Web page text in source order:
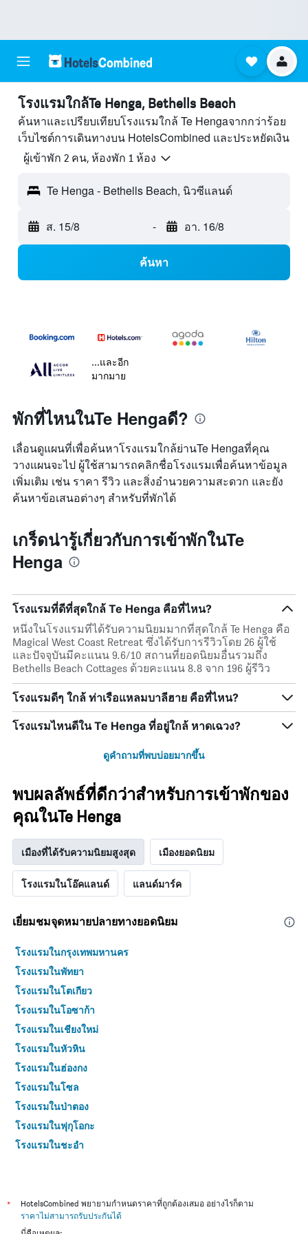
โรงแรมใกล้Te Henga, Bethells Beach
ค้นหาและเปรียบเทียบโรงแรมใกล้ Te Hengaจากกว่าร้อย
เว็บไซต์การเดินทางบน HotelsCombined และประหยัดเงิน
ผู้เข้าพัก 2 คน, ห้องพัก 1 ห้อง
Te Henga - Bethells Beach, นิวซีแลนด์
ส. 15/8 - อา. 16/8
ค้นหา
...และอีก
มากมาย
พักที่ไหนในTe Hengaดี?
เลื่อนดูแผนที่เพื่อค้นหาโรงแรมใกล้ย่านTe Hengaที่คุณ
วางแผนจะไป ผู้ใช้สามารถคลิกชื่อโรงแรมเพื่อค้นหาข้อมูล
เพิ่มเติม เช่น ราคา รีวิว และสิ่งอำนวยความสะดวก และยัง
ค้นหาข้อเสนอต่างๆ สำหรับที่พักได้
เกร็ดน่ารู้เกี่ยวกับการเข้าพักในTe
Henga
โรงแรมที่ดีที่สุดใกล้ Te Henga คือที่ไหน?
หนึ่งในโรงแรมที่ได้รับความนิยมมากที่สุดใกล้ Te Henga คือ
Magical West Coast Retreat ซึ่งได้รับการรีวิวโดย 26 ผู้ใช้
และปัจจุบันมีคะแนน 9.6/10 สถานที่ยอดนิยมอื่นรวมถึง
Bethells Beach Cottages ด้วยคะแนน 8.8 จาก 196 ผู้รีวิว
โรงแรมดีๆ ใกล้ ท่าเรือแหลมบาลีฮาย คือที่ไหน?
โรงแรมไหนดีใน Te Henga ที่อยู่ใกล้ หาดเฉวง?
ดูคำถามที่พบบ่อยมากขึ้น
พบผลลัพธ์ที่ดีกว่าสำหรับการเข้าพักของ
คุณในTe Henga
เมืองที่ได้รับความนิยมสูงสุด เมืองยอดนิยม
โรงแรมในโอ๊คแลนด์ แลนด์มาร์ค
เยี่ยมชมจุดหมายปลายทางยอดนิยม
โรงแรมในกรุงเทพมหานคร
โรงแรมในพัทยา
โรงแรมในโตเกียว
โรงแรมในโอซาก้า
โรงแรมในเชียงใหม่
โรงแรมในหัวหิน
โรงแรมในฮ่องกง
โรงแรมในโซล
โรงแรมในป่าตอง
โรงแรมในฟุกุโอกะ
โรงแรมในชะอำ
โรงแรมในเกาะสมุย
โรงแรมในเซี่ยงไฮ้
*
HotelsCombined พยายามกำหนดราคาที่ถูกต้องเสมอ อย่างไรก็ตาม
ราคาไม่สามารถรับประกันได้